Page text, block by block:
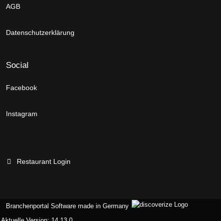
AGB
Datenschutzerklärung
Social
Facebook
Instagram
Restaurant Login
Branchenportal Software made in Germany